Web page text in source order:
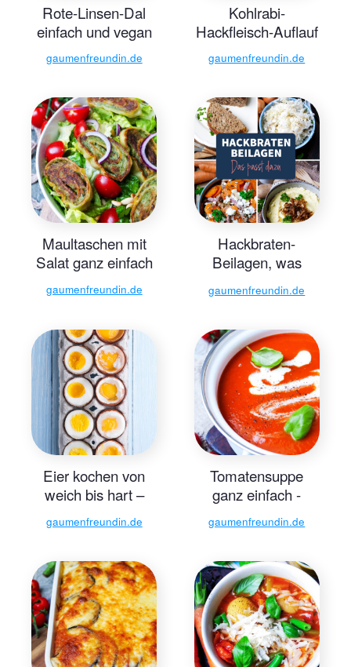
Rote-Linsen-Dal
einfach und vegan
gaumenfreundin.de
Kohlrabi-
Hackfleisch-Auflauf
gaumenfreundin.de
Maultaschen mit
Salat ganz einfach
gaumenfreundin.de
Hackbraten-
Beilagen, was
Gaumenfreundin
schnelle
Familienrezepte
gaumenfreundin.de
Eier kochen von
weich bis hart –
Gaumenfreundin
gaumenfreundin.de
Tomatensuppe
ganz einfach -
Gaumenfreundin
gaumenfreundin.de